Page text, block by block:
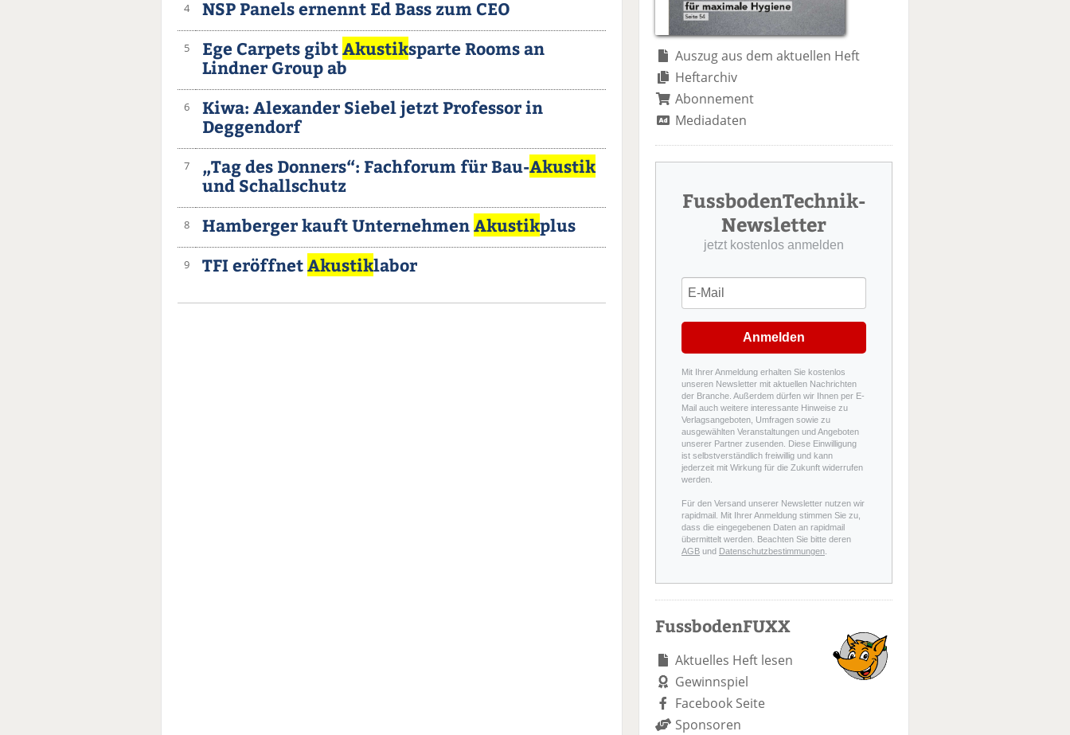
4 NSP Panels ernennt Ed Bass zum CEO
5 Ege Carpets gibtAkustiksparte Rooms an
Lindner Group ab
6
Kiwa: Alexander Siebel jetzt Professor in
Deggendorf
7 „Tag des Donners“: Fachforum für Bau-Akustik
und Schallschutz
8 Hamberger kauft UnternehmenAkustikplus
9 TFI eröffnetAkustiklabor
Auszug aus dem aktuellen Heft
Heftarchiv
Abonnement
Mediadaten
FussbodenTechnik-
Newsletter
jetzt kostenlos anmelden
Anmelden
Mit Ihrer Anmeldung erhalten Sie kostenlos
unseren Newsletter mit aktuellen Nachrichten
der Branche. Außerdem dürfen wir Ihnen per E-
Mail auch weitere interessante Hinweise zu
Verlagsangeboten, Umfragen sowie zu
ausgewählten Veranstaltungen und Angeboten
unserer Partner zusenden. Diese Einwilligung
ist selbstverständlich freiwillig und kann
jederzeit mit Wirkung für die Zukunft widerrufen
werden.
Für den Versand unserer Newsletter nutzen wir
rapidmail. Mit Ihrer Anmeldung stimmen Sie zu,
dass die eingegebenen Daten an rapidmail
übermittelt werden. Beachten Sie bitte deren
AGB und Datenschutzbestimmungen.
FussbodenFUXX
Aktuelles Heft lesen
Gewinnspiel
Facebook Seite
Sponsoren